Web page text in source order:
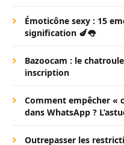
Émoticône sexy : 15
signification 🍆👅
Bazoocam : le
inscription
Comment empêcher «
dans WhatsApp ?
Outrepasser les